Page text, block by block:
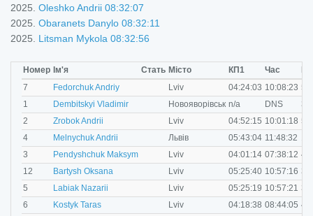
2025. Oleshko Andrii 08:32:07
2025. Obaranets Danylo 08:32:11
2025. Litsman Mykola 08:32:56
Номер Ім'я Стать Місто КП1 Час
7
Fedorchuk Andriy Lviv 04:24:03 10:08:23
1
Dembitskyi Vladimir Новояворівськ n/a DNS
2
Zrobok Andrii Lviv 04:52:15 10:01:18
4
Melnychuk Andrii Львів 05:43:04 11:48:32
3
Pendyshchuk Maksym Lviv 04:01:14 07:38:12
12
Bartysh Oksana Lviv 05:25:40 10:57:16
5
Labiak Nazarii Lviv 05:25:19 10:57:21
6
Kostyk Taras Lviv 04:18:38 08:44:05